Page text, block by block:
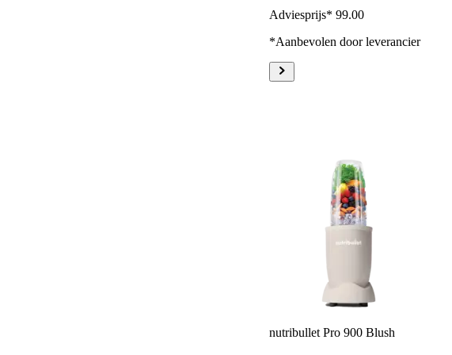
Adviesprijs* 99.00
*Aanbevolen door leverancier
nutribullet Pro 900 Blush